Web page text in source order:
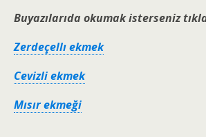
Buyazılarıda okumak isterseniz
Zerdeçellı ekmek
Cevizli ekmek
Mısır ekmeği